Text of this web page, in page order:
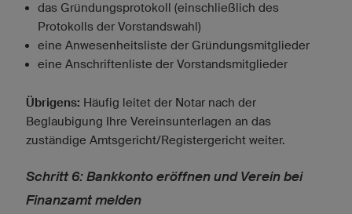
das Gründungsprotokoll (einschließlich des
Protokolls der Vorstandswahl)
eine Anwesenheitsliste der Gründungsmitglieder
eine Anschriftenliste der Vorstandsmitglieder
Übrigens: Häufig leitet der Notar nach der
Beglaubigung Ihre Vereinsunterlagen an das
zuständige Amtsgericht/Registergericht weiter.
Schritt 6: Bankkonto eröffnen und Verein bei
Finanzamt melden